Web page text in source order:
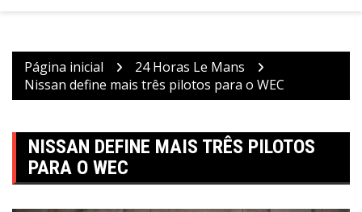
Página inicial
24 Horas Le Mans
Nissan define mais três pilotos para o WEC
NISSAN DEFINE MAIS TRÊS PILOTOS
PARA O WEC